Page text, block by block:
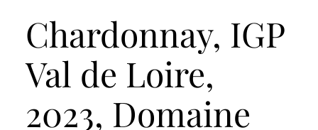
Chardonnay, IGP
Val de Loire,
2023, Domaine